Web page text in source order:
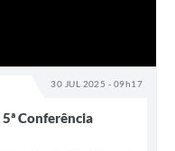
30 JUL 2025 - 09h17
Conferência